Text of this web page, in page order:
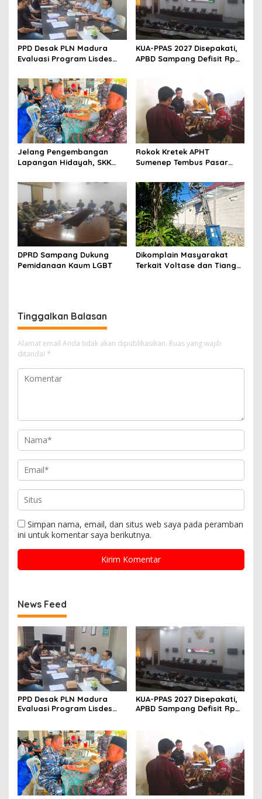
PPD Desak PLN Madura
Evaluasi Program Lisdes
KUA-PPAS 2027 Disepakati,
APBD Sampang Defisit Rp
Jelang Pengembangan
Lapangan Hidayah, SKK
Perkuat Sinergi dengan
Nelayan Sampang
Rokok Kretek APHT
Sumenep Tembus Pasar
DPRD Sampang Dukung
Pemidanaan Kaum LGBT
Dikomplain Masyarakat
Terkait Voltase dan Tiang
Tinggalkan Balasan
Alamat email Anda tidak akan dipublikasikan. Ruas yang wajib
ditandai *
Simpan nama, email, dan situs web saya pada peramban
ini untuk komentar saya berikutnya.
News Feed
PPD Desak PLN Madura
Evaluasi Program Lisdes
KUA-PPAS 2027 Disepakati,
APBD Sampang Defisit Rp